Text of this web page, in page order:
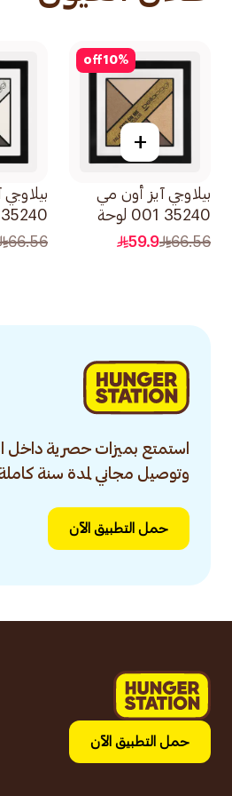
10%
off
+
بيلاوجي آيز أون مي
35240 001 لوحة
ظلال عيون متعددة
66.56
59.9
ظلال عيون
66.56
استمتع بميزات حصرية
وتوصيل مجاني لمدة سنة
حمل التطبيق الآن
حمل التطبيق الآن